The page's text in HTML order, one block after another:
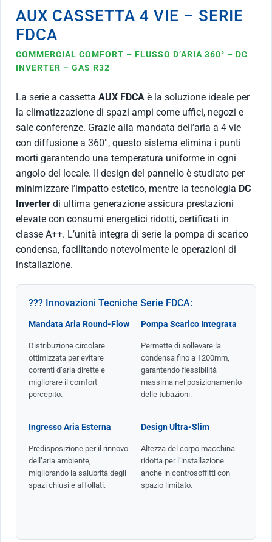
AUX CASSETTA 4 VIE – SERIE
FDCA
COMMERCIAL COMFORT – FLUSSO D’ARIA 360° – DC
INVERTER – GAS R32
La serie a cassetta AUX FDCA è la soluzione ideale per
la climatizzazione di spazi ampi come uffici, negozi e
sale conferenze. Grazie alla mandata dell’aria a 4 vie
con diffusione a 360°, questo sistema elimina i punti
morti garantendo una temperatura uniforme in ogni
angolo del locale. Il design del pannello è studiato per
minimizzare l’impatto estetico, mentre la tecnologia DC
Inverter di ultima generazione assicura prestazioni
elevate con consumi energetici ridotti, certificati in
classe A++. L’unità integra di serie la pompa di scarico
condensa, facilitando notevolmente le operazioni di
installazione.
??? Innovazioni Tecniche Serie FDCA:
Mandata Aria Round-Flow
Distribuzione circolare
ottimizzata per evitare
correnti d’aria dirette e
migliorare il comfort
percepito.
Pompa Scarico Integrata
Permette di sollevare la
condensa fino a 1200mm,
garantendo flessibilità
massima nel posizionamento
delle tubazioni.
Ingresso Aria Esterna
Predisposizione per il rinnovo
dell’aria ambiente,
migliorando la salubrità degli
spazi chiusi e affollati.
Design Ultra-Slim
Altezza del corpo macchina
ridotta per l’installazione
anche in controsoffitti con
spazio limitato.